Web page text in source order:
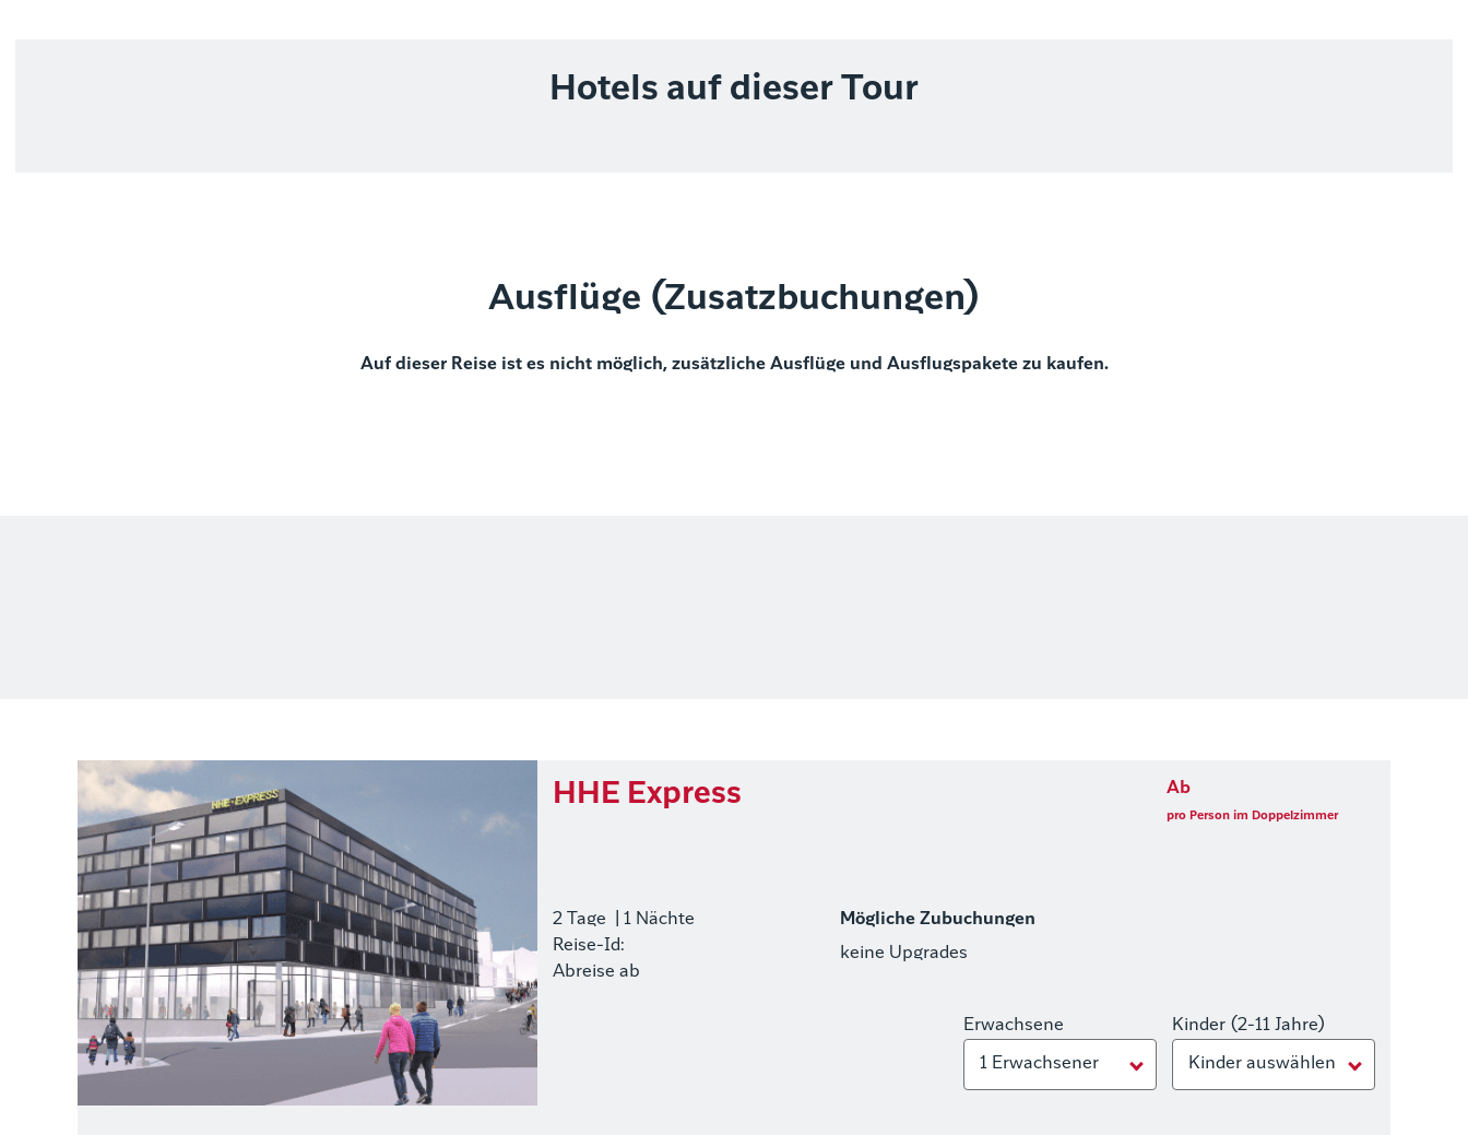
Hotels auf dieser Tour
Ausflüge (Zusatzbuchungen)
Auf dieser Reise ist es nicht möglich, zusätzliche Ausflüge und Ausflugspakete zu kaufen.
HHE Express Ab
pro Person im Doppelzimmer
2 Tage
| 1 Nächte
Reise-Id:
Abreise ab
Mögliche Zubuchungen
keine Upgrades
Erwachsene
1 Erwachsener
Kinder (2-11 Jahre)
Kinder auswählen